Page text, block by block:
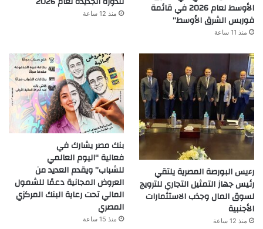
الأوسط لعام 2026 في قائمة
فوربس الشرق الأوسط”
منذ 11 ساعة
منذ 12 ساعة
رءيس البورصة المصرية يلتقي
رئيس جهاز التمثيل التجاري للترويج
لسوق المال وجذب الاستثمارات
الأجنبية
منذ 12 ساعة
بنك مصر يشارك في
فعالية “اليوم العالمي
للشباب” ويقدم العديد من
العروض المجانية دعمًا للشمول
المالي تحت رعاية البنك المركزي
المصري
منذ 15 ساعة